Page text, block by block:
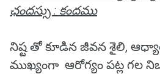
ఛందస్సు : కందము
నిష్ట తో కూడిన జీవన శైలి,
ముఖ్యంగా ఆరోగ్యం పట్ల గల